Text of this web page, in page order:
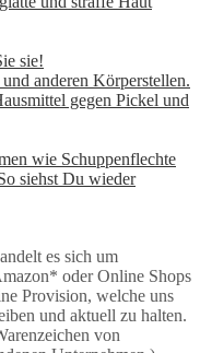
es sich um
oder Online Shops
Provision, welche uns
und aktuell zu halten.
von